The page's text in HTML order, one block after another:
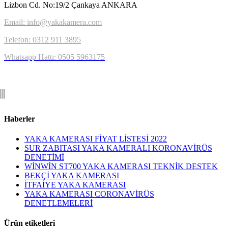
Lizbon Cd. No:19/2 Çankaya ANKARA
Email: info@yakakamera.com
Telefon: 0312 911 3895
Whatsapp Hattı: 0505 5963175
Haberler
YAKA KAMERASI FİYAT LİSTESİ 2022
SUR ZABITASI YAKA KAMERALI KORONAVİRÜS
DENETİMİ
WİNWİN ST700 YAKA KAMERASI TEKNİK DESTEK
BEKÇİ YAKA KAMERASI
İTFAİYE YAKA KAMERASI
YAKA KAMERASI CORONAVİRÜS
DENETLEMELERİ
Ürün etiketleri